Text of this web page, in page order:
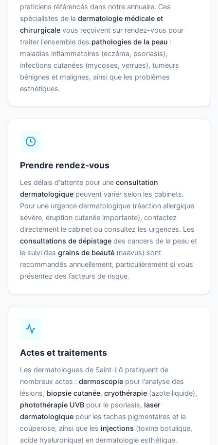
praticiens référencés dans notre annuaire. Ces
spécialistes de la dermatologie médicale et
chirurgicale vous reçoivent sur rendez-vous pour
traiter l'ensemble des pathologies de la peau :
maladies inflammatoires (eczéma, psoriasis),
infections cutanées (mycoses, verrues), tumeurs
bénignes et malignes, ainsi que les problèmes
esthétiques.
Prendre rendez-vous
Les délais d'attente pour une consultation
dermatologique peuvent varier selon les cabinets.
Pour une urgence dermatologique (réaction allergique
sévère, éruption cutanée importante), contactez
directement le cabinet ou consultez les urgences. Les
consultations de dépistage des cancers de la peau et
le suivi des grains de beauté (naevus) sont
recommandés annuellement, particulièrement si vous
présentez des facteurs de risque.
Actes et traitements
Les dermatologues de Saint-Lô pratiquent de
nombreux actes : dermoscopie pour l'analyse des
lésions, biopsie cutanée, cryothérapie (azote liquide),
photothérapie UVB pour le psoriasis, laser
dermatologique pour les taches pigmentaires et la
couperose, ainsi que les injections (toxine botulique,
acide hyaluronique) en dermatologie esthétique.